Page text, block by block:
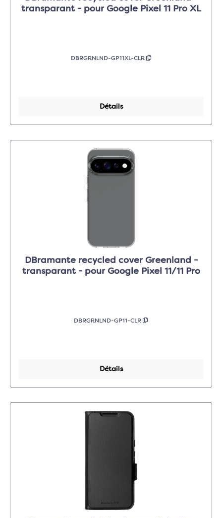
transparant - pour Google Pixel 11 Pro XL
DBRGRNLND-GP11XL-CLR
Détails
DBramante recycled cover Greenland -
transparant - pour Google Pixel 11/11 Pro
DBRGRNLND-GP11-CLR
Détails